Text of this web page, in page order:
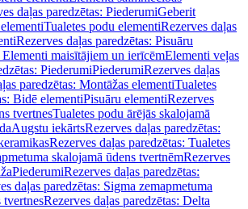
daļas paredzētas: PiederumiGeberit
Tualetes podu elementiRezerves daļas
Rezerves daļas paredzētas: Pisuāru
Elementi maisītājiem un ierīcēmElementi veļas
PiederumiPiederumiRezerves daļas
paredzētas: Montāžas elementiTualetes
Bidē elementiPisuāru elementiRezerves
tvertnesTualetes podu ārējās skalojamā
Augstu iekārtsRezerves daļas paredzētas:
Rezerves daļas paredzētas: Tualetes
skalojamā ūdens tvertnēmRezerves
PiederumiRezerves daļas paredzētas:
daļas paredzētas: Sigma zemapmetuma
tvertnesRezerves daļas paredzētas: Delta